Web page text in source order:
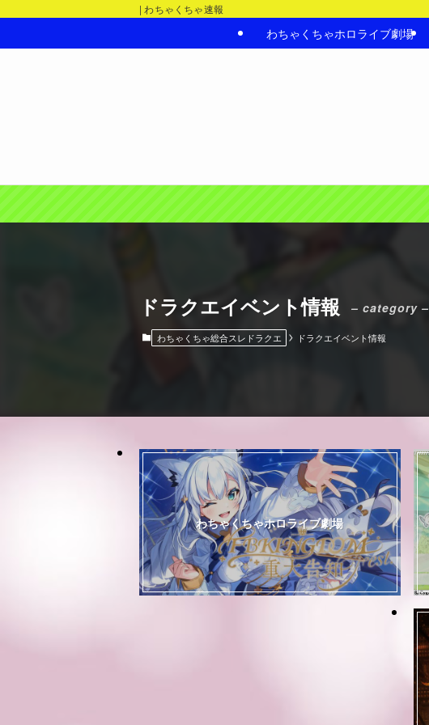
| わちゃくちゃ速報
わちゃくちゃホロライブ劇場
ドラクエイベント情報 – category –
わちゃくちゃ総合スレドラクエ ドラクエイベント情報
わちゃくちゃホロライブ劇場